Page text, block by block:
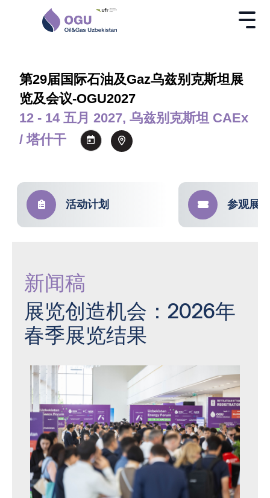
第29届国际石油及Gaz乌兹别克斯坦展
览及会议-OGU2027
12 - 14 五月 2027, 乌兹别克斯坦 CAEx
/ 塔什干
活动计划 参观展览
新闻稿
展览创造机会：2026年
春季展览结果